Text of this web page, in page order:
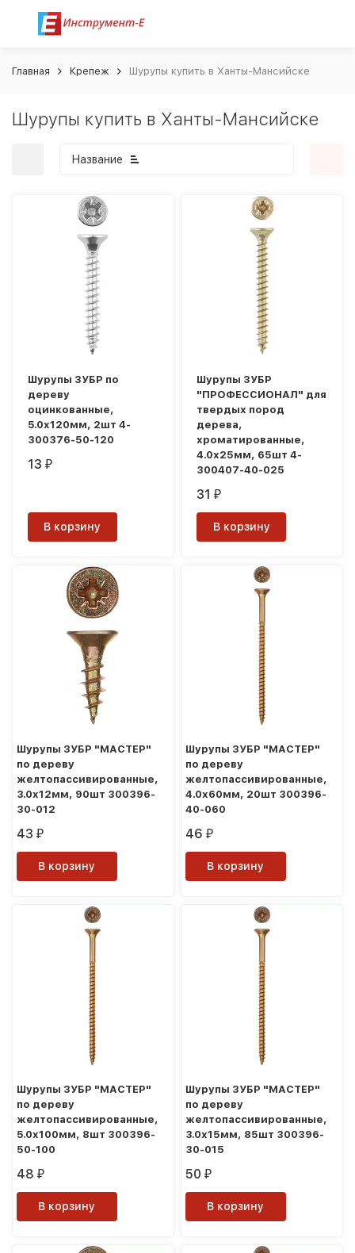
Главная Крепеж Шурупы купить в Ханты-Мансийске
Шурупы купить в Ханты-Мансийске
Название
Шурупы ЗУБР по
дереву
оцинкованные,
5.0x120мм, 2шт 4-
300376-50-120
13₽
В корзину
Шурупы ЗУБР
"ПРОФЕССИОНАЛ" для
твердых пород
дерева,
хроматированные,
4.0x25мм, 65шт 4-
300407-40-025
31₽
В корзину
Шурупы ЗУБР "МАСТЕР"
по дереву
желтопассивированные,
3.0x12мм, 90шт 300396-
30-012
43 ₽
В корзину
Шурупы ЗУБР "МАСТЕР"
по дереву
желтопассивированные,
4.0x60мм, 20шт 300396-
40-060
46 ₽
В корзину
Шурупы ЗУБР "МАСТЕР"
по дереву
желтопассивированные,
5.0x100мм, 8шт 300396-
50-100
48 ₽
В корзину
Шурупы ЗУБР "МАСТЕР"
по дереву
желтопассивированные,
3.0x15мм, 85шт 300396-
30-015
50 ₽
В корзину